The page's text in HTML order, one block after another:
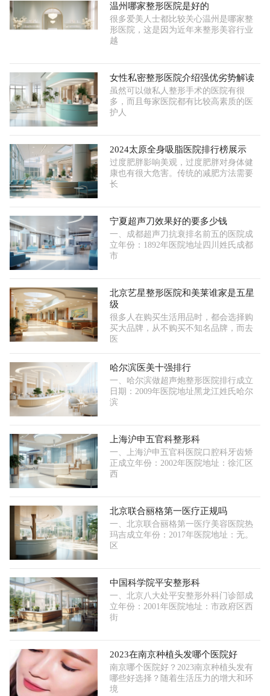
温州哪家整形医院是好的
很多爱美人士都比较关心温州是哪家整
形医院，这是因为近年来整形美容行业
越
女性私密整形医院介绍强优劣势解读
虽然可以做私人整形手术的医院有很
多，而且每家医院都有比较高素质的医
护人
2024太原全身吸脂医院排行榜展示
过度肥胖影响美观，过度肥胖对身体健
康也有很大危害。传统的减肥方法需要
长
宁夏超声刀效果好的要多少钱
一、成都超声刀抗衰排名前五的医院成
立年份：1892年医院地址四川姓氏成都
市
北京艺星整形医院和美莱谁家是五星
级
很多人在购买生活用品时，都会选择购
买大品牌，从不购买不知名品牌，而去
医
哈尔滨医美十强排行
一、哈尔滨做超声炮整形医院排行成立
日期：2009年医院地址黑龙江姓氏哈尔
滨
上海沪申五官科整形科
一、上海沪申五官科医院口腔科牙齿矫
正成立年份：2002年医院地址：徐汇区
西
北京联合丽格第一医疗正规吗
一、北京联合丽格第一医疗美容医院热
玛吉成立年份：2017年医院地址：无。
区
中国科学院平安整形科
一、北京八大处平安整形外科门诊部成
立年份：2001年医院地址：市政府区西
街
2023在南京种植头发哪个医院好
南京哪个医院好？2023南京种植头发有
哪些好选择？随着生活压力的增大和环
境